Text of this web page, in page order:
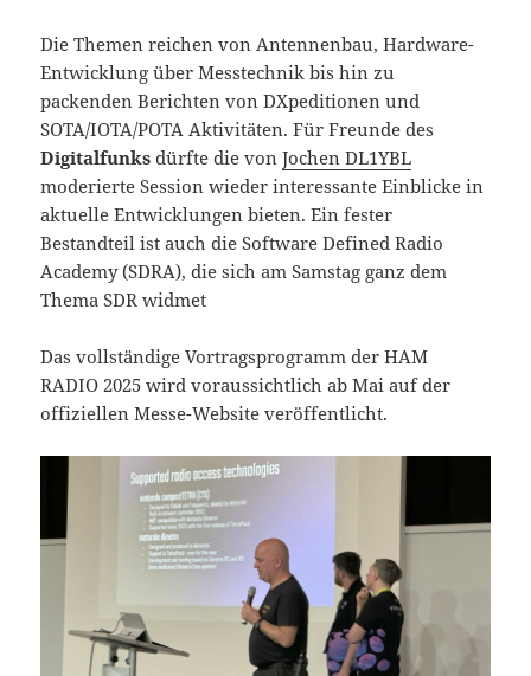
Die Themen reichen von Antennenbau, Hardware-
Entwicklung über Messtechnik bis hin zu
packenden Berichten von DXpeditionen und
SOTA/IOTA/POTA Aktivitäten. Für Freunde des
Digitalfunks dürfte die vonJochen DL1YBL
moderierte Session wieder interessante Einblicke in
aktuelle Entwicklungen bieten. Ein fester
Bestandteil ist auch die Software Defined Radio
Academy (SDRA), die sich am Samstag ganz dem
Thema SDR widmet
Das vollständige Vortragsprogramm der HAM
RADIO 2025 wird voraussichtlich ab Mai auf der
offiziellen Messe-Website veröffentlicht.